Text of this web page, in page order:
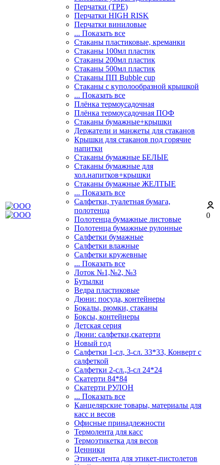
Перчатки (ТРЕ)
Перчатки HIGH RISK
Перчатки виниловые
... Показать все
Стаканы пластиковые, креманки
Стаканы 100мл пластик
Стаканы 200мл пластик
Стаканы 500мл пластик
Стаканы ПП Bubble cup
Стаканы с куполообразной крышкой
... Показать все
Плёнка термоусадочная
Плёнка термоусадочная ПОФ
Стаканы бумажные+крышки
Держатели и манжеты для стаканов
Крышки для стаканов под горячие
напитки
Стаканы бумажные БЕЛЫЕ
Стаканы бумажные для
хол.напитков+крышки
Стаканы бумажные ЖЕЛТЫЕ
... Показать все
Салфетки, туалетная бумага,
полотенца
Полотенца бумажные листовые
Полотенца бумажные рулонные
Салфетки бумажные
Салфетки влажные
Салфетки кружевные
... Показать все
Лоток №1,№2, №3
Бутылки
Ведра пластиковые
Дюни: посуда, контейнеры
Бокалы, рюмки, стаканы
Боксы, контейнеры
Детская серия
Дюни: салфетки,скатерти
Новый год
Салфетки 1-сл, 3-сл. 33*33, Конверт с
салфеткой
Салфетки 2-сл.,3-сл 24*24
Скатерти 84*84
Скатерти РУЛОН
... Показать все
Канцелярские товары, материалы для
касс и весов
Офисные принадлежности
Термолента для касс
Термоэтикетка для весов
Ценники
Этикет-лента для этикет-пистолетов
0